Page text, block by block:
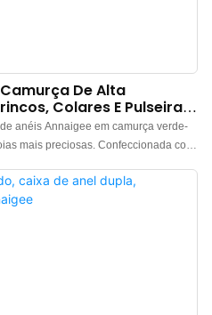
De Alta
Colares E Pulseiras
anéis Annaigee em camurça verde-
mais preciosas. Confeccionada com
combina perfeitamente com
Se o toque é sua obsessão, estas